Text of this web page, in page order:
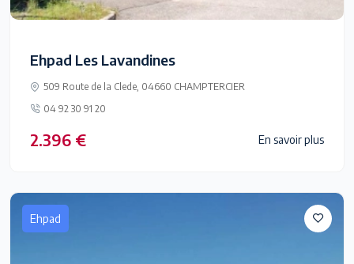
Ehpad Les Lavandines
509 Route de la Clede, 04660 CHAMPTERCIER
04 92 30 91 20
2.396 € En savoir plus
Ehpad